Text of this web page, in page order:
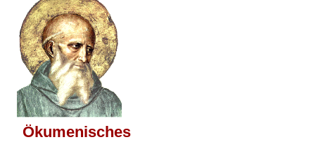
Ökumenisches